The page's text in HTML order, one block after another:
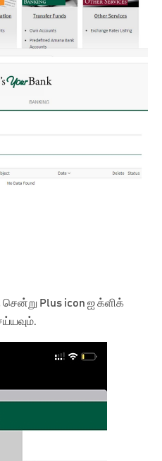
Plus icon ஐ க்ளிக்